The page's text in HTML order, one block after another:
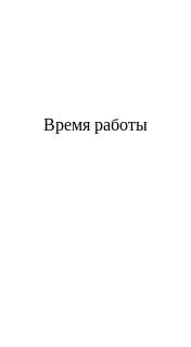
Время работы